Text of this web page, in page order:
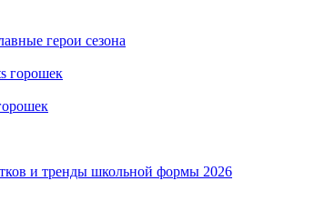
герои сезона
и тренды школьной формы 2026